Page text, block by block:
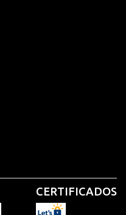
CERTIFICADOS